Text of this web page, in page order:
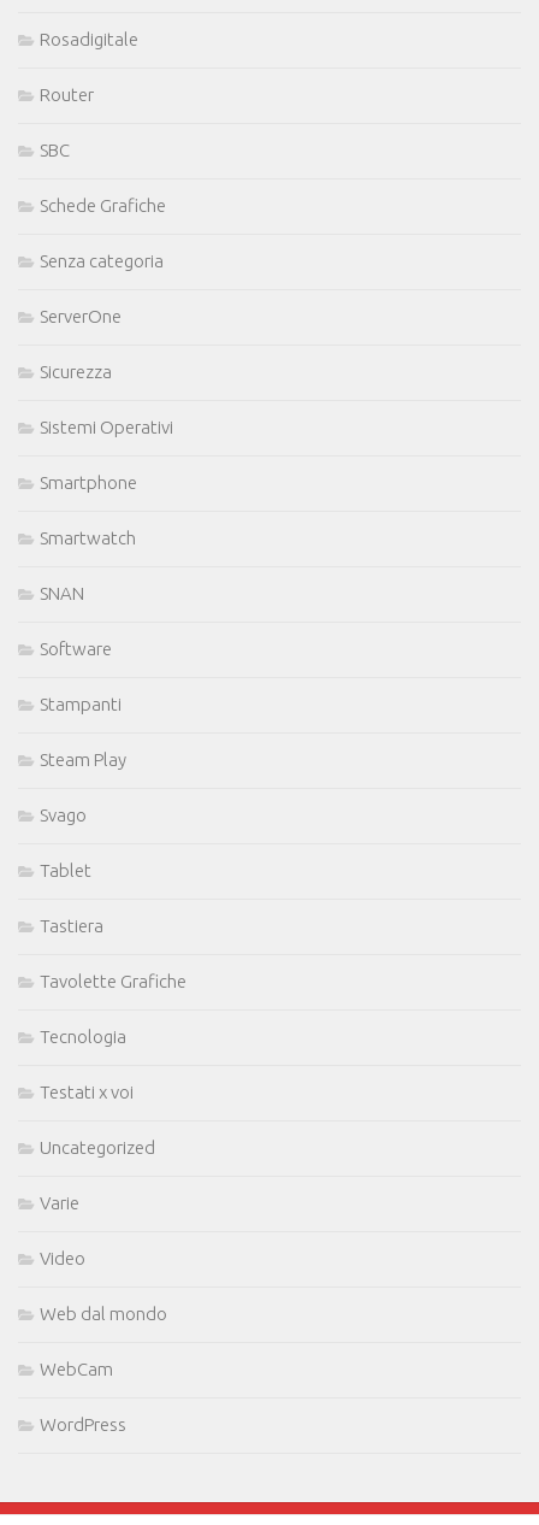
Rosadigitale
Router
SBC
Schede Grafiche
Senza categoria
ServerOne
Sicurezza
Sistemi Operativi
Smartphone
Smartwatch
SNAN
Software
Stampanti
Steam Play
Svago
Tablet
Tastiera
Tavolette Grafiche
Tecnologia
Testati x voi
Uncategorized
Varie
Video
Web dal mondo
WebCam
WordPress